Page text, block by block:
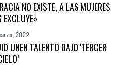
NO EXISTE, A LAS MUJERES
EXCLUYE»
2022
UNEN TALENTO BAJO ‘TERCER